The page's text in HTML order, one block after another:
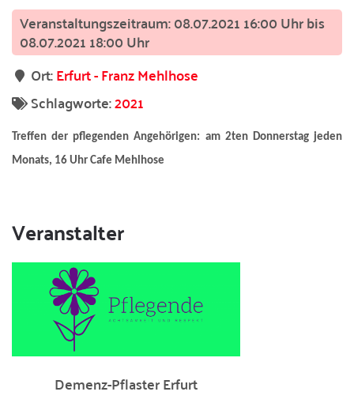
08.07.2021 16:00 Uhr bis
08.07.2021 18:00 Uhr
Ort:Erfurt - Franz Mehlhose
Schlagworte:2021
Treffen der pflegenden Angehörigen: am 2ten Donnerstag jeden
Monats, 16 Uhr Cafe Mehlhose
Veranstalter
Demenz-Pflaster Erfurt